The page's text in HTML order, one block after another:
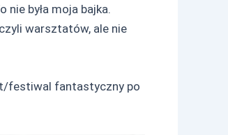
była moja bajka.
warsztatów, ale nie
festiwal fantastyczny po